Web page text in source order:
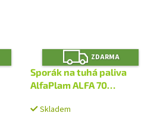
Z
D
A
R
M
ZDARMA
Sporák na tuhá paliva
AlfaPlam ALFA 70
Skladem